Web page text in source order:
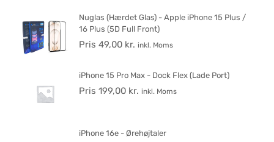
Nuglas (Hærdet Glas) - Apple iPhone 15 Plus /
16 Plus (5D Full Front)
Pris 49,00 kr. inkl. Moms
iPhone 15 Pro Max - Dock Flex (Lade Port)
Pris 199,00 kr. inkl. Moms
iPhone 16e - Ørehøjtaler